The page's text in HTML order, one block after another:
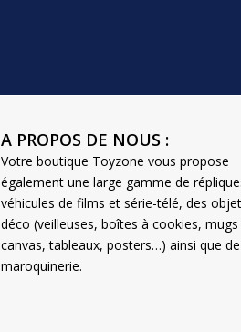
A PROPOS DE NOUS :
Votre boutique Toyzone vous propose
également une large gamme de
véhicules de films et série-télé, des
déco (veilleuses, boîtes à cookies, mugs
canvas, tableaux, posters…) ainsi que
maroquinerie.